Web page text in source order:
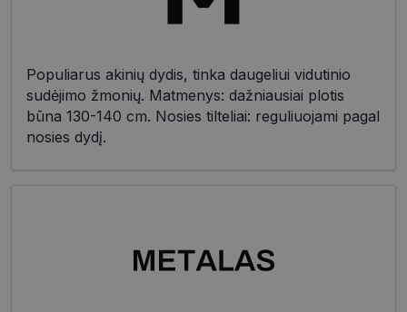
Populiarus akinių dydis, tinka daugeliui vidutinio
sudėjimo žmonių. Matmenys: dažniausiai plotis
būna 130-140 cm. Nosies tilteliai: reguliuojami pagal
nosies dydį.